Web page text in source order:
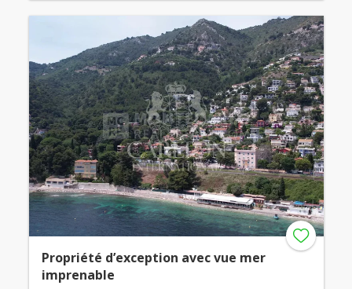
Propriété d’exception avec vue mer
imprenable